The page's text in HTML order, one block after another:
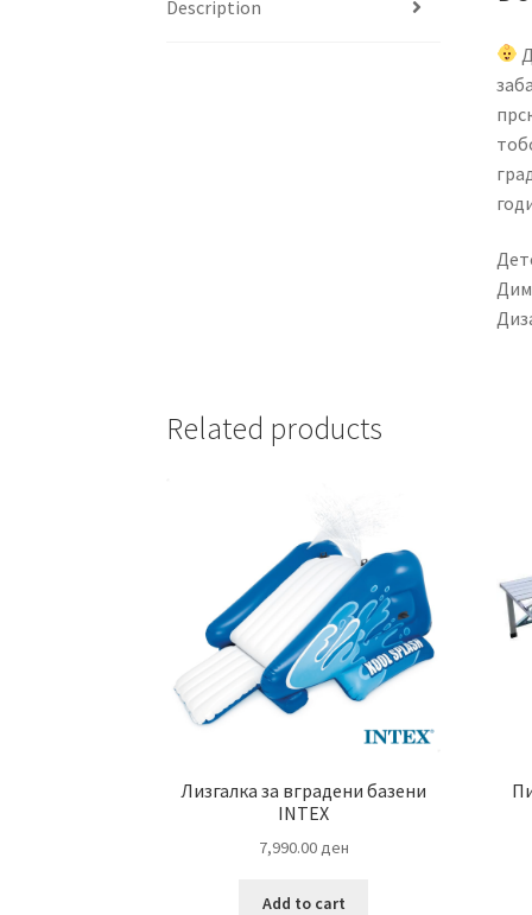
Description
Related products
Лизгалка за вградени базени
INTEX
7,990.00ден
Add to cart